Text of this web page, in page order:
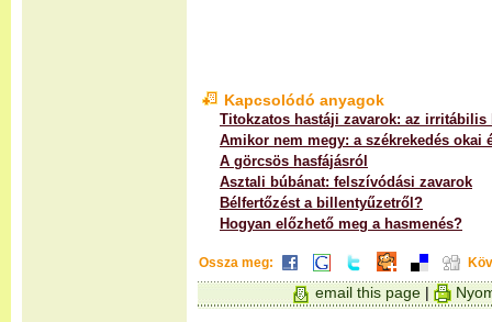
Kapcsolódó anyagok
Titokzatos hastáji zavarok: az irritábilis
Amikor nem megy: a székrekedés okai
A görcsös hasfájásról
Asztali búbánat: felszívódási zavarok
Bélfertőzést a billentyűzetről?
Hogyan előzhető meg a hasmenés?
Ossza meg:
email this page |